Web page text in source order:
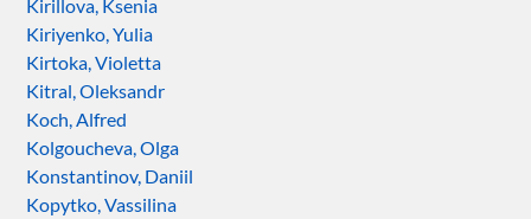
Kirillova, Ksenia
Kiriyenko, Yulia
Kirtoka, Violetta
Kitral, Oleksandr
Koch, Alfred
Kolgoucheva, Olga
Konstantinov, Daniil
Kopytko, Vassilina